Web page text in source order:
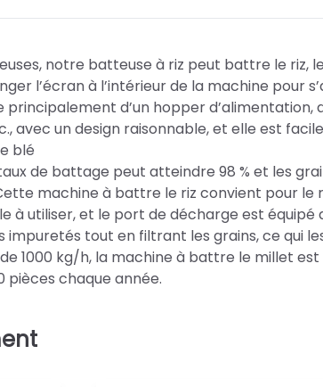
notre batteuse à riz peut battre le riz,
l’écran à l’intérieur de la machine pour
d’un hopper d’alimentation,
avec un design raisonnable, et elle est
blé
de battage peut atteindre 98 % et les
machine à battre le riz convient pour le
à utiliser, et le port de décharge est équipé
impuretés tout en filtrant les grains, ce qui
1000 kg/h, la machine à battre le millet
pièces chaque année.